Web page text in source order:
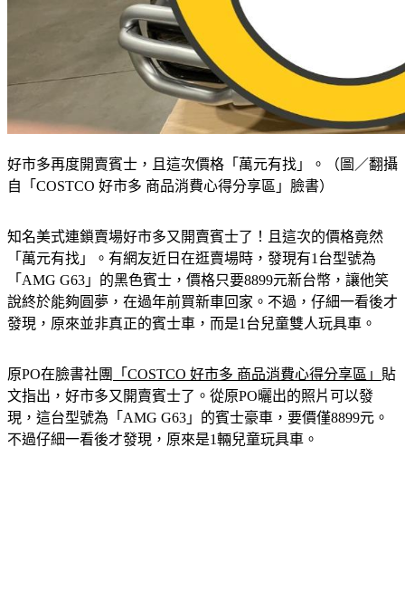
好市多再度開賣賓士，且這次價格「萬元有找」。（圖／翻攝
知名美式連鎖賣場好市多又開賣賓士了！且這次的價格竟然
「萬元有找」。有網友近日在逛賣場時，發現有1台型號為
「AMG G63」的黑色賓士，價格只要8899元新台幣，讓他笑
說終於能夠圓夢，在過年前買新車回家。不過，仔細一看後才
原PO在臉書社團「COSTCO 好市多 商品消費心得分享區」
文指出，好市多又開賣賓士了。從原PO曬出的照片可以發
現，這台型號為「AMG G63」的賓士豪車，要價僅8899元。